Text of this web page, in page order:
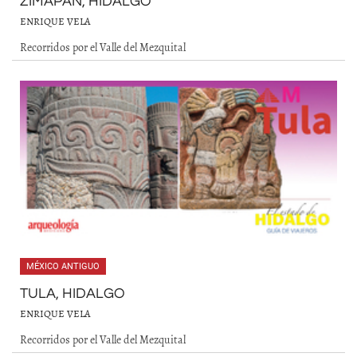
ENRIQUE VELA
Recorridos por el Valle del Mezquital
MÉXICO ANTIGUO
TULA, HIDALGO
ENRIQUE VELA
Recorridos por el Valle del Mezquital